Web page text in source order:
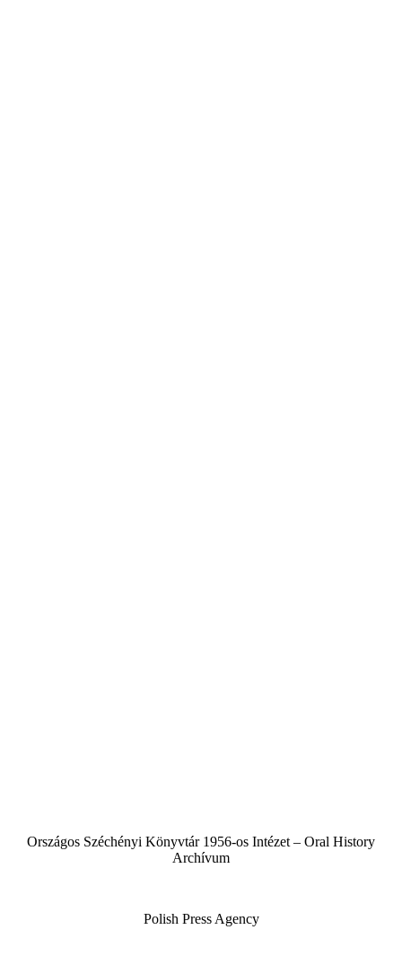
Országos Széchényi Könyvtár 1956-os Intézet – Oral History
Archívum
Polish Press Agency